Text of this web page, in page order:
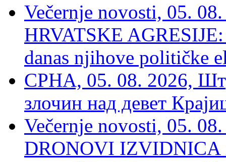
Večernje novosti, 05.
HRVATSKE
danas njihove političke
СРНА, 05. 08. 2026,
злочин над девет
Večernje novosti, 05.
DRONOVI IZVIDNICA